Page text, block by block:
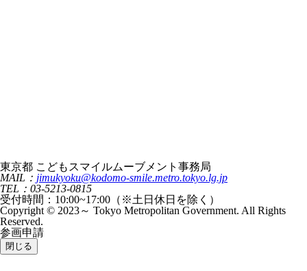
東京都 こどもスマイルムーブメント事務局
MAIL： jimukyoku@kodomo-smile.metro.tokyo.lg.jp
TEL：03-5213-0815
受付時間：10:00~17:00（※土日休日を除く）
Copyright © 2023～ Tokyo Metropolitan Government. All Rights
Reserved.
参画申請
閉じる